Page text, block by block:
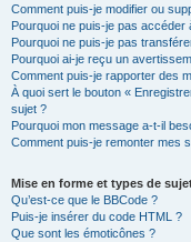
Comment puis-je modifier ou
Pourquoi ne puis-je pas accéder
Pourquoi ne puis-je pas
Pourquoi ai-je reçu un
Comment puis-je rapporter des
À quoi sert le bouton «
sujet ?
Pourquoi mon message a-t-il
Comment puis-je remonter mes
Mise en forme et types de
Qu’est-ce que le BBCode ?
Puis-je insérer du code HTML ?
Que sont les émoticônes ?